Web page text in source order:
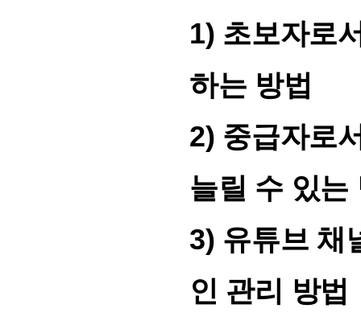
1) 초보자로
하는 방법
2) 중급자로
늘릴 수 있는
3) 유튜브 채
인 관리 방법